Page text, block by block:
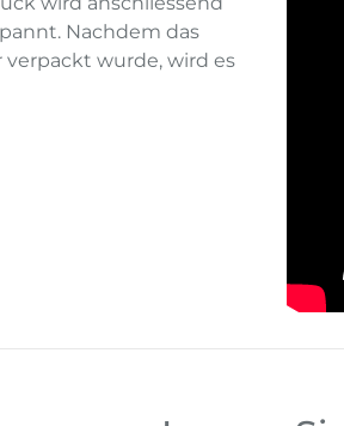
Nachdem das
wurde, wird es